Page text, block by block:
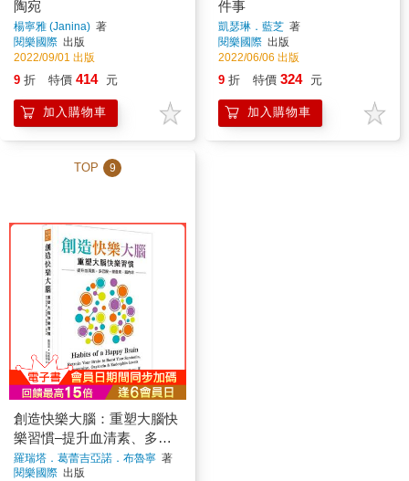
陶宛
楊寧雅 (Janina) 著
閱樂國際 出版
2022/09/01 出版
9 折 特價 414 元
加入購物車
件事
凱瑟琳．藍芝 著
閱樂國際 出版
2022/06/06 出版
9 折 特價 324 元
加入購物車
TOP 9
創造快樂大腦：重塑大腦快
樂習慣–提升血清素、多巴
胺、催產素、腦內啡
羅瑞塔．葛蕾吉亞諾．布魯寧 著
閱樂國際 出版